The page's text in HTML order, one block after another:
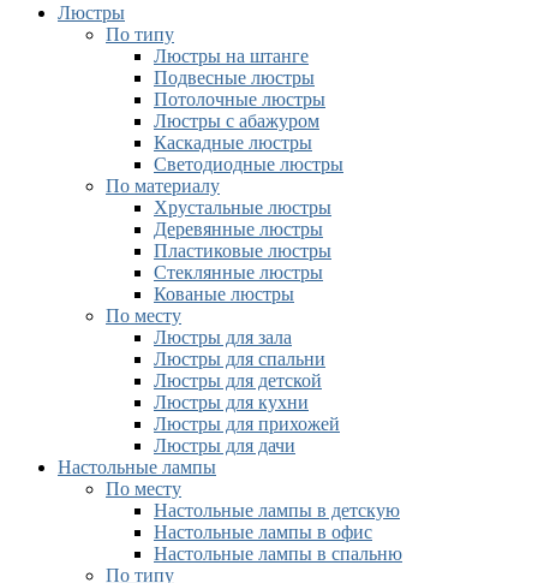
Люстры
По типу
Люстры на штанге
Подвесные люстры
Потолочные люстры
Люстры с абажуром
Каскадные люстры
Светодиодные люстры
По материалу
Хрустальные люстры
Деревянные люстры
Пластиковые люстры
Стеклянные люстры
Кованые люстры
По месту
Люстры для зала
Люстры для спальни
Люстры для детской
Люстры для кухни
Люстры для прихожей
Люстры для дачи
Настольные лампы
По месту
Настольные лампы в детскую
Настольные лампы в офис
Настольные лампы в спальню
По типу